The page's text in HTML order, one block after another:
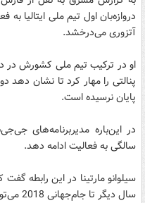
دروازه‌بان اول تیم ملی ایتالیا
آتزوری می‌درخشد.
پنالتی را مهار کرد تا نشان دهد
پایان نرسیده است.
سالگی به فعالیت ادامه دهد.
سال دیگر تا جام‌جهانی 2018 می‌تواند بدون دردسر به فوتبال ادامه دهد.